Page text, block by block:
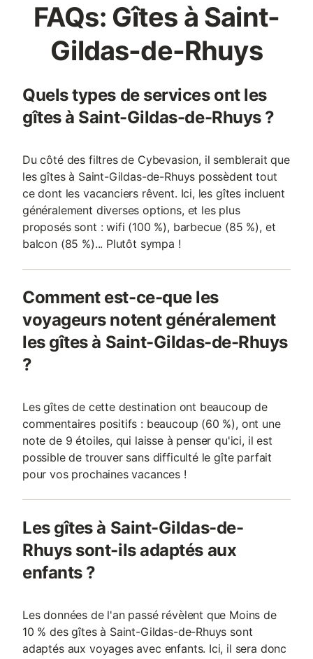
FAQs: Gîtes à Saint-
Gildas-de-Rhuys
Quels types de services ont les
gîtes à Saint-Gildas-de-Rhuys ?
Du côté des filtres de Cybevasion, il semblerait que
les gîtes à Saint-Gildas-de-Rhuys possèdent tout
ce dont les vacanciers rêvent. Ici, les gîtes incluent
généralement diverses options, et les plus
proposés sont : wifi (100 %), barbecue (85 %), et
balcon (85 %)... Plutôt sympa !
Comment est-ce-que les
voyageurs notent généralement
les gîtes à Saint-Gildas-de-Rhuys
?
Les gîtes de cette destination ont beaucoup de
commentaires positifs : beaucoup (60 %), ont une
note de 9 étoiles, qui laisse à penser qu'ici, il est
possible de trouver sans difficulté le gîte parfait
pour vos prochaines vacances !
Les gîtes à Saint-Gildas-de-
Rhuys sont-ils adaptés aux
enfants ?
Les données de l'an passé révèlent que Moins de
10 % des gîtes à Saint-Gildas-de-Rhuys sont
adaptés aux voyages avec enfants. Ici, il sera donc